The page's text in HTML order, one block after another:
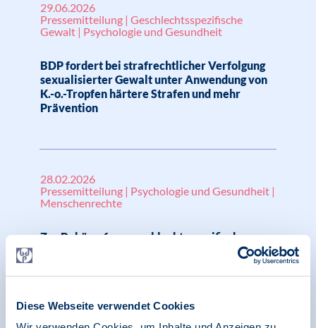
Diese Webseite verwendet Cookies
29.06.2026
Pressemitteilung | Geschlechtsspezifische
Gewalt | Psychologie und Gesundheit
BDP fordert bei strafrechtlicher Verfolgung
sexualisierter Gewalt unter Anwendung von
K.-o.-Tropfen härtere Strafen und mehr
Prävention
28.02.2026
Pressemitteilung | Psychologie und Gesundheit |
Menschenrechte
Zur Bekämpfung geschlechtsspezifischer
Gewalt in Deutschland braucht es dringend